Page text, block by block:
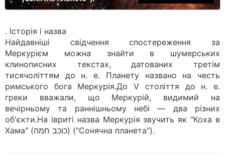
. Історія і назва
Найдавніші свідчення спостереження за
Меркурієм можна знайти в шумерських
клинописних текстах, датованих третім
тисячоліттям до н. е. Планету названо на честь
римського бога Меркурія.До V століття до н. е.
греки вважали, що Меркурій, видимий на
вечірньому та раннішньому небі — два різних
об'єкти.На івриті назва Меркурія звучить як "Коха в
Хама" (כוכב חמה) ("Сонячна планета").